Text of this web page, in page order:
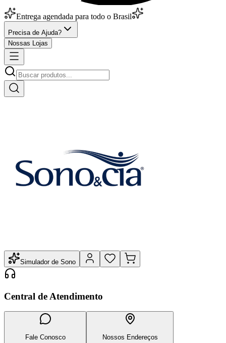
Entrega agendada para todo o Brasil
Precisa de Ajuda?
Nossas Lojas
Simulador de Sono
Central de Atendimento
Fale Conosco
Nossos Endereços